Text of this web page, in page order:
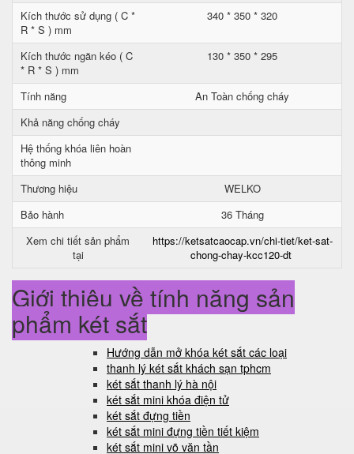
Kích thước sử dụng ( C *
R * S ) mm
340 * 350 * 320
Kích thước ngăn kéo ( C
* R * S ) mm
130 * 350 * 295
Tính năng
An Toàn chống cháy
Khả năng chống cháy
Hệ thống khóa liên hoàn
thông minh
Thương hiệu
WELKO
Bảo hành
36 Tháng
Xem chi tiết sản phẩm
tại
https://ketsatcaocap.vn/chi-tiet/ket-sat-
chong-chay-kcc120-dt
Giới thiệu về tính năng sản
phẩm két sắt
Hướng dẫn mở khóa két sắt các loại
thanh lý két sắt khách sạn tphcm
két sắt thanh lý hà nội
két sắt mini khóa điện tử
két sắt đựng tiền
két sắt mini đựng tiền tiết kiệm
két sắt mini võ văn tần